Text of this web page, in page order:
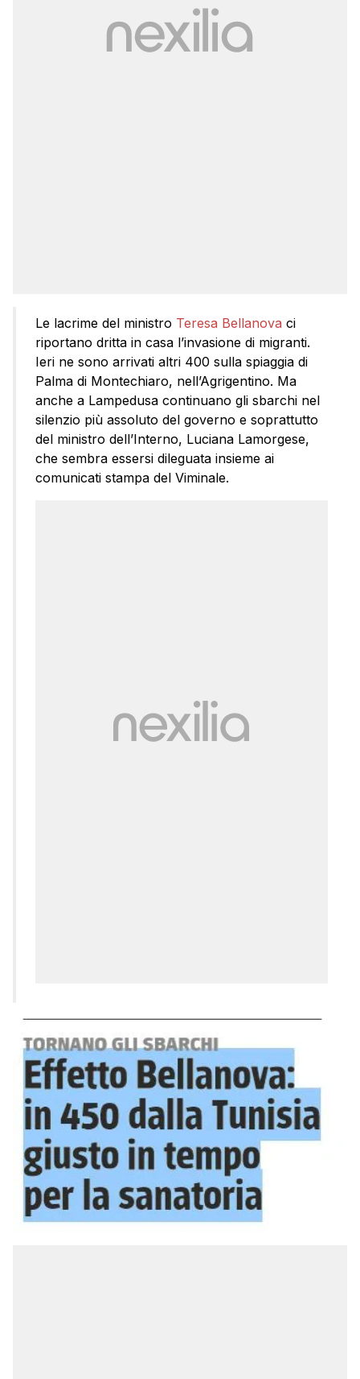
Le lacrime del ministro Teresa Bellanova ci
riportano dritta in casa l’invasione di migranti.
Ieri ne sono arrivati altri 400 sulla spiaggia di
Palma di Montechiaro, nell’Agrigentino. Ma
anche a Lampedusa continuano gli sbarchi nel
silenzio più assoluto del governo e soprattutto
del ministro dell’Interno, Luciana Lamorgese,
che sembra essersi dileguata insieme ai
comunicati stampa del Viminale.